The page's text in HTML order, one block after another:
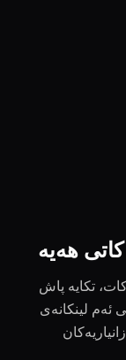
هەیە
تکایە پاش
ئەم لینکانەی